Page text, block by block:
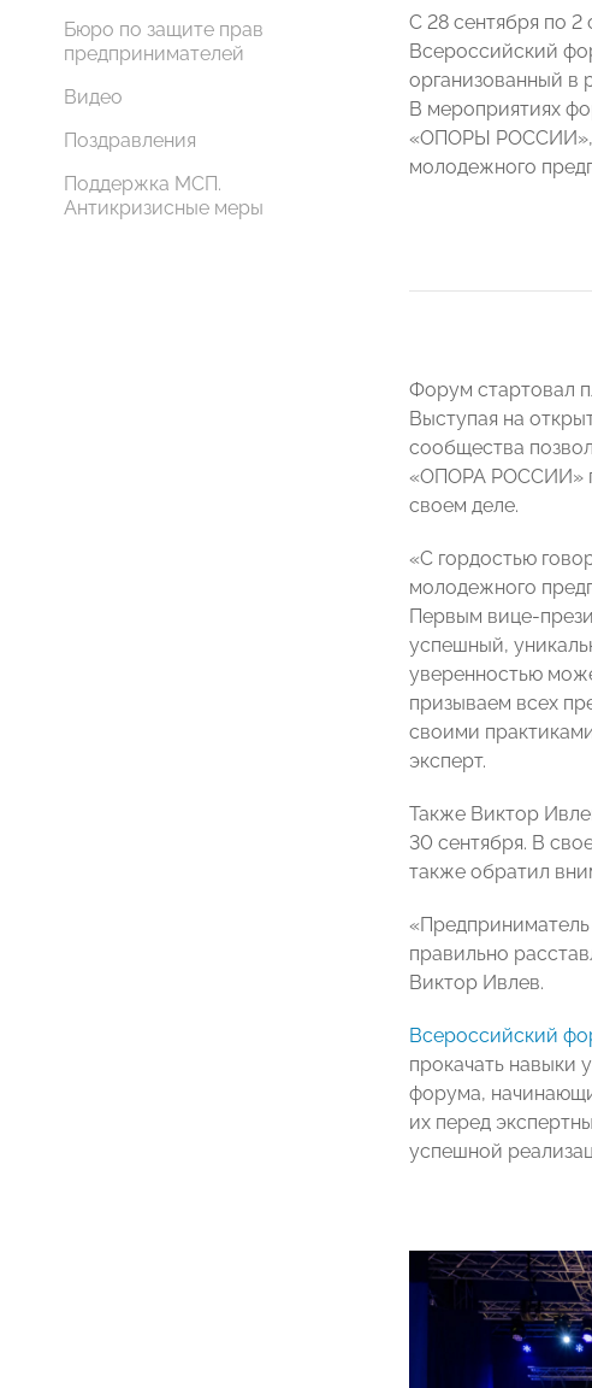
Бюро по защите прав
предпринимателей
Видео
Поздравления
Поддержка МСП.
Антикризисные меры
С 28 сентября по 2
Всероссийский
организованный в
В мероприятиях
«ОПОРЫ РОССИИ»,
молодежного
Форум стартовал
Выступая на
сообщества
«ОПОРА РОССИИ»
своем деле.
«С гордостью
молодежного
Первым вице-
успешный,
уверенностью
призываем всех
своими
эксперт.
Также Виктор
30 сентября. В
также обратил
правильно
Виктор Ивлев.
Всероссийский
прокачать навыки
форума,
их перед
успешной